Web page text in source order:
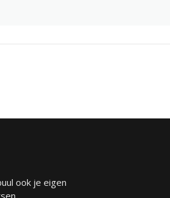
ook je eigen